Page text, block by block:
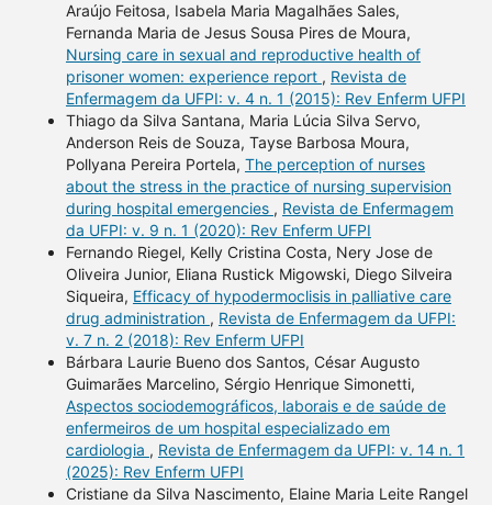
Araújo Feitosa, Isabela Maria Magalhães Sales,
Fernanda Maria de Jesus Sousa Pires de Moura,
Nursing care in sexual and reproductive health of
prisoner women: experience report , Revista de
Enfermagem da UFPI: v. 4 n. 1 (2015): Rev Enferm UFPI
Thiago da Silva Santana, Maria Lúcia Silva Servo,
Anderson Reis de Souza, Tayse Barbosa Moura,
Pollyana Pereira Portela, The perception of nurses
about the stress in the practice of nursing supervision
during hospital emergencies , Revista de Enfermagem
da UFPI: v. 9 n. 1 (2020): Rev Enferm UFPI
Fernando Riegel, Kelly Cristina Costa, Nery Jose de
Oliveira Junior, Eliana Rustick Migowski, Diego Silveira
Siqueira, Efficacy of hypodermoclisis in palliative care
drug administration , Revista de Enfermagem da UFPI:
v. 7 n. 2 (2018): Rev Enferm UFPI
Bárbara Laurie Bueno dos Santos, César Augusto
Guimarães Marcelino, Sérgio Henrique Simonetti,
Aspectos sociodemográficos, laborais e de saúde de
enfermeiros de um hospital especializado em
cardiologia , Revista de Enfermagem da UFPI: v. 14 n. 1
(2025): Rev Enferm UFPI
Cristiane da Silva Nascimento, Elaine Maria Leite Rangel